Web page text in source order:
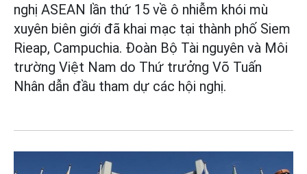
nghị ASEAN lần thứ 15 về ô nhiễm khói mù
xuyên biên giới đã khai mạc tại thành phố Siem
Rieap, Campuchia. Đoàn Bộ Tài nguyên và Môi
trường Việt Nam do Thứ trưởng Võ Tuấn
Nhân dẫn đầu tham dự các hội nghị.